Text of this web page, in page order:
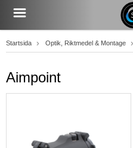
Startsida Optik, Riktmedel & Montage
Aimpoint